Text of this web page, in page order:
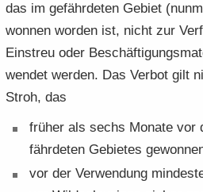
das im ge­fähr­de­ten Ge­biet
won­nen wor­den ist, nicht zur
Ein­streu oder
wen­det wer­den. Das Ver­bot gilt
Stroh, das
frü­her als sechs Mo­na­te vor
fähr­de­ten Ge­bie­tes
vor der Ver­wen­dung